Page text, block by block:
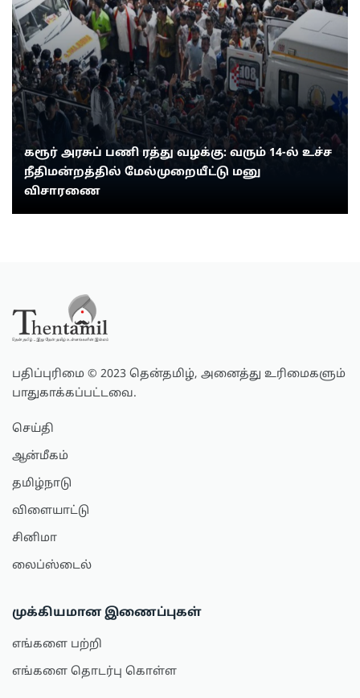
கரூர் அரசுப் பணி ரத்து வழக்கு: வரும் 14-ல் உச்ச
நீதிமன்றத்தில் மேல்முறையீட்டு மனு
விசாரணை
பதிப்புரிமை © 2023 தென்தமிழ், அனைத்து உரிமைகளும்
பாதுகாக்கப்பட்டவை.
செய்தி
ஆன்மீகம்
தமிழ்நாடு
விளையாட்டு
சினிமா
லைப்ஸ்டைல்
முக்கியமான இணைப்புகள்
எங்களை பற்றி
எங்களை தொடர்பு கொள்ள